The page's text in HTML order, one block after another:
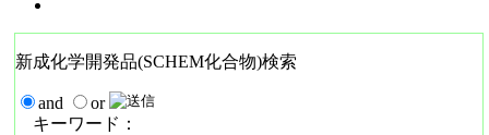
新成化学開発品(SCHEM化合物)検索
and
or
キーワード：